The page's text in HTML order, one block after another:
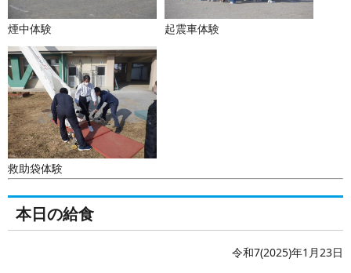
煙中体験 起震車体験
救助袋体験
本日の給食
令和7(2025)年1月23日